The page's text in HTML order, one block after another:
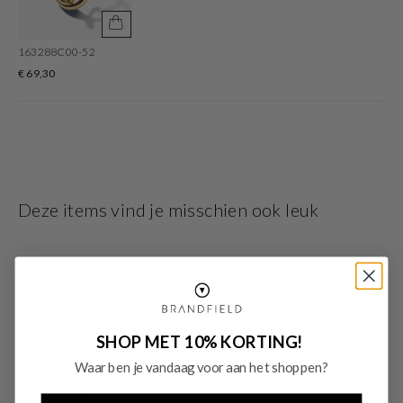
163288C00-52
€ 69,30
Deze items vind je misschien ook leuk
SHOP MET 10% KORTING!
Waar ben je vandaag voor aan het shoppen?